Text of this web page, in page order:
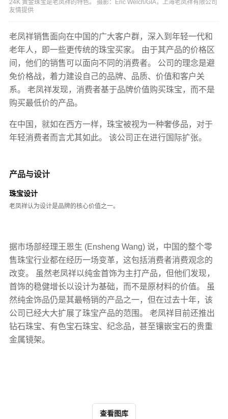
24K 黄金珠宝是老凤祥的特色。 摄影：Eric Welch/GIA，上海老凤祥有限公司
友情提供
老凤祥销售面向在中国的广大客户群，深入到年轻一代和
老年人，即一些更传统的珠宝买家。 由于其产品的价格区
间，他们的销售可以面向不同的消费者。 公司的理念是避
免价格战，着力建设自己的品牌、品质、价值和客户关
系。 老凤祥发现，消费者基于品牌价值购买珠宝，而不是
购买最低价的产品。
在中国，就如在西方一样，珠宝被视为一种奢侈品，对于
年轻消费者而言尤其如此。 该公司正在进行国际扩张。
产品与设计
珠宝设计
老凤祥认为设计是品牌的核心价值之一。
据市场部经理王恩生 (Ensheng Wang) 说，中国的整个零
售珠宝行业都在经历一场变革，这包括消费者消费观念的
改变。 虽然老凤祥以纯金首饰为主打产品，但他们发现，
首饰的稳健增长以设计为基础，而不是原材料的价值。 虽
然纯金饰品仍是其最畅销的产品之一，但在过去十年，该
公司已经大大扩展了珠宝产品的范围。 老凤祥目前还推出
钻石珠宝、有色宝石珠宝、纪念品，甚至镶嵌宝石的贵重
金属镜架。
查看图库